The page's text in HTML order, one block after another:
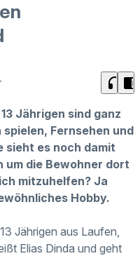
headphones chrome_reader_mode
Jährigen sind ganz
Fernsehen und
sieht es noch damit
um die Bewohner dort
mitzuhelfen? Ja
Hobby.
Jährigen aus Laufen,
Elias Dinda und geht